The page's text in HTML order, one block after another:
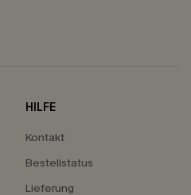
HILFE
Kontakt
Bestellstatus
Lieferung